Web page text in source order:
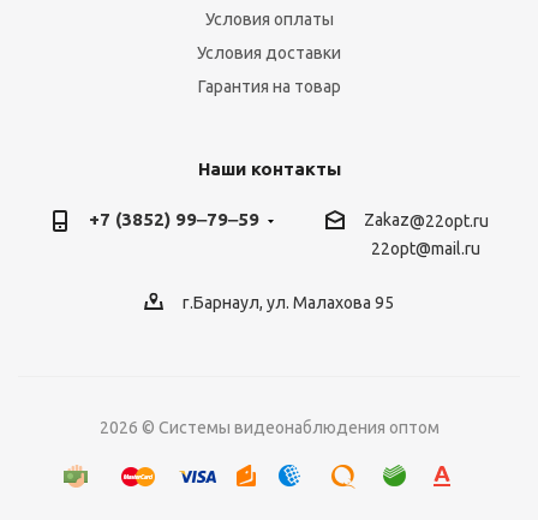
Условия оплаты
Условия доставки
Гарантия на товар
Наши контакты
+7 (3852) 99‒79‒59 Zakaz@22opt.ru
22opt@mail.ru
г.Барнаул, ул. Малахова 95
2026 © Системы видеонаблюдения оптом